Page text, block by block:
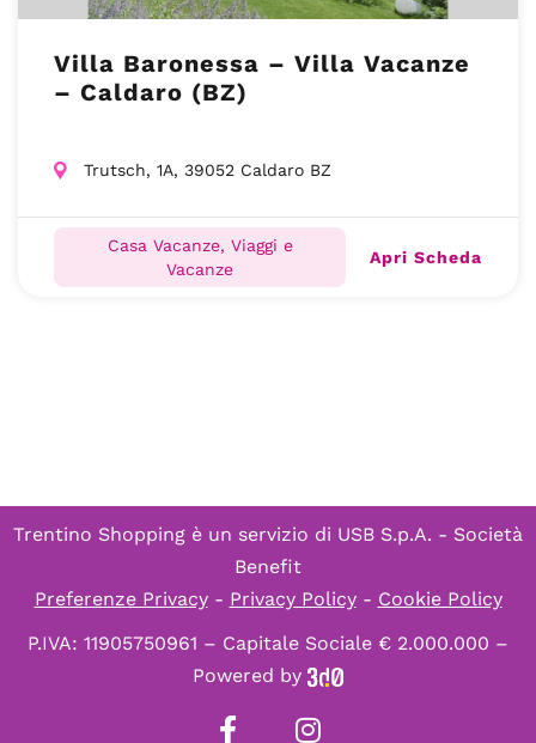
Villa Baronessa – Villa Vacanze
– Caldaro (BZ)
Trutsch, 1A, 39052 Caldaro BZ
Casa Vacanze, Viaggi e
Vacanze
Apri Scheda
Trentino Shopping è un servizio di USB S.p.A. - Società
Benefit
Preferenze Privacy- Privacy Policy- Cookie Policy
P.IVA: 11905750961 – Capitale Sociale € 2.000.000 –
Powered by